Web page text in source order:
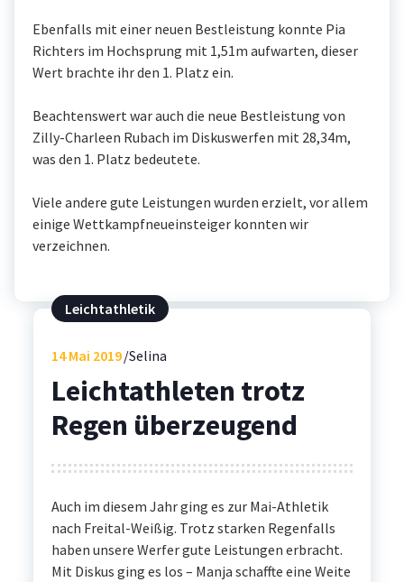
Ebenfalls mit einer neuen Bestleistung konnte Pia
Richters im Hochsprung mit 1,51m aufwarten, dieser
Wert brachte ihr den 1. Platz ein.
Beachtenswert war auch die neue Bestleistung von
Zilly-Charleen Rubach im Diskuswerfen mit 28,34m,
was den 1. Platz bedeutete.
Viele andere gute Leistungen wurden erzielt, vor allem
einige Wettkampfneueinsteiger konnten wir
verzeichnen.
Leichtathletik
14Mai 2019 Selina
Leichtathleten trotz
Regen überzeugend
Auch im diesem Jahr ging es zur Mai-Athletik
nach Freital-Weißig. Trotz starken Regenfalls
haben unsere Werfer gute Leistungen erbracht.
Mit Diskus ging es los – Manja schaffte eine Weite